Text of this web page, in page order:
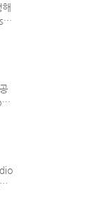
.